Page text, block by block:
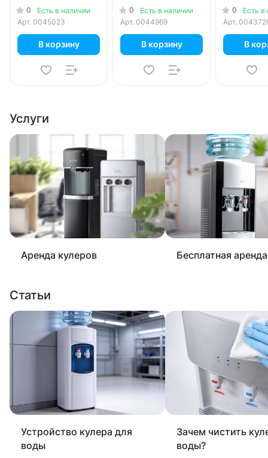
0
Есть в наличии
Арт. 0045023
В корзину
литров)
0
Есть в наличии
Арт. 0044969
В корзину
0
Есть в
Арт.
В
Услуги
Аренда кулеров Бесплатная
Статьи
Устройство кулера для
воды
Зачем чистить
воды?